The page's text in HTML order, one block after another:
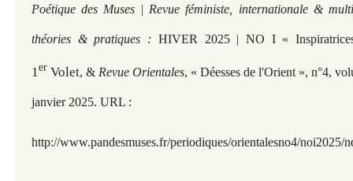
Poétique des Muses | Revue féministe, internationale &
théories & pratiques : HIVER 2025 | NO I «
1er Volet, & Revue Orientales, « Déesses de l'Orient », n°4,
janvier 2025. URL :
http://www.pandesmuses.fr/periodiques/orientalesno4/noi2025/n